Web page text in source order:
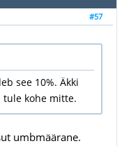
#57
see 10%. Äkki
tule kohe mitte.
umbmäärane.